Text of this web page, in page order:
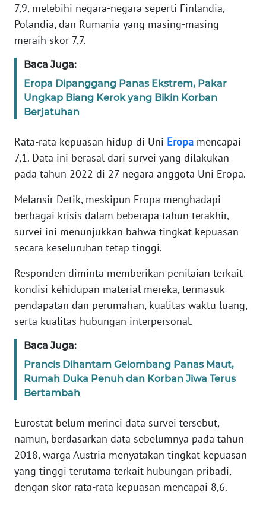
7,9, melebihi negara-negara seperti Finlandia,
Polandia, dan Rumania yang masing-masing
meraih skor 7,7.
Baca Juga:
Eropa Dipanggang Panas Ekstrem, Pakar
Ungkap Biang Kerok yang Bikin Korban
Berjatuhan
Rata-rata kepuasan hidup di Uni Eropa mencapai
7,1. Data ini berasal dari survei yang dilakukan
pada tahun 2022 di 27 negara anggota Uni Eropa.
Melansir Detik, meskipun Eropa menghadapi
berbagai krisis dalam beberapa tahun terakhir,
survei ini menunjukkan bahwa tingkat kepuasan
secara keseluruhan tetap tinggi.
Responden diminta memberikan penilaian terkait
kondisi kehidupan material mereka, termasuk
pendapatan dan perumahan, kualitas waktu luang,
serta kualitas hubungan interpersonal.
Baca Juga:
Prancis Dihantam Gelombang Panas Maut,
Rumah Duka Penuh dan Korban Jiwa Terus
Bertambah
Eurostat belum merinci data survei tersebut,
namun, berdasarkan data sebelumnya pada tahun
2018, warga Austria menyatakan tingkat kepuasan
yang tinggi terutama terkait hubungan pribadi,
dengan skor rata-rata kepuasan mencapai 8,6.
TENTANG
PEDOMAN
MEDIA
SIBER
KARIR
Wahana
News
WN
SUMUT
WN
JAKARTA
WN
JABAR
NTT
WN